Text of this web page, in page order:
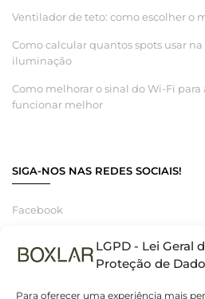
LGPD - Lei Geral
Proteção de
Para oferecer uma experiência mais
Ventilador de teto: como escolher o
Como calcular quantos spots usar
iluminação
Como melhorar o sinal do Wi-Fi
funcionar melhor
SIGA-NOS NAS REDES SOCIAIS!
Facebook
Linkedin